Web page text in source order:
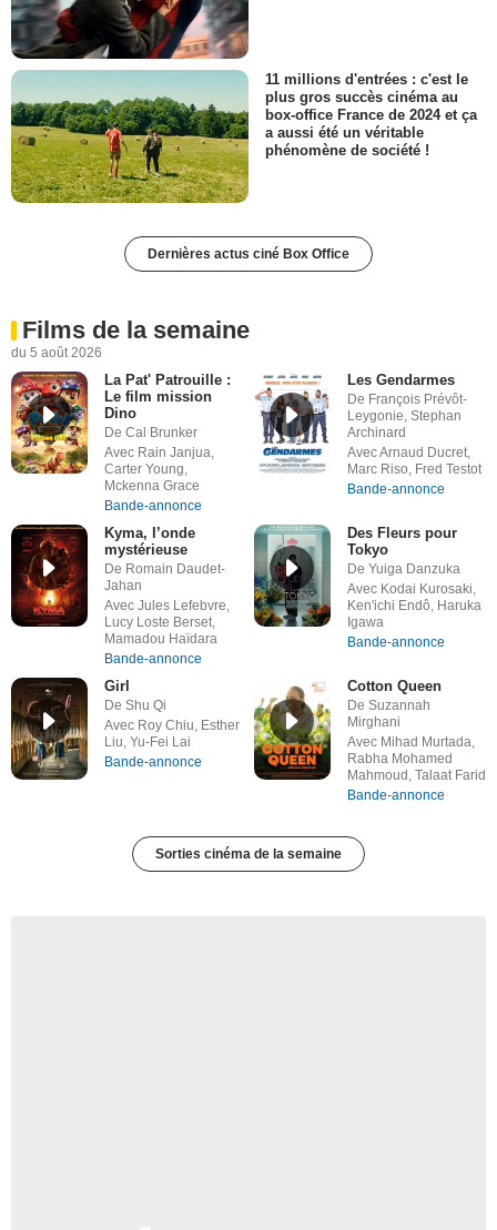
11 millions d'entrées : c'est le
plus gros succès cinéma au
box-office France de 2024 et ça
a aussi été un véritable
phénomène de société !
Dernières actus ciné Box Office
Films de la semaine
du 5 août 2026
La Pat' Patrouille :
Le film mission
Dino
De Cal Brunker
Avec Rain Janjua,
Carter Young,
Mckenna Grace
Bande-annonce
Les Gendarmes
De François Prévôt-
Leygonie, Stephan
Archinard
Avec Arnaud Ducret,
Marc Riso, Fred Testot
Bande-annonce
Kyma, l’onde
mystérieuse
De Romain Daudet-
Jahan
Avec Jules Lefebvre,
Lucy Loste Berset,
Mamadou Haïdara
Bande-annonce
Des Fleurs pour
Tokyo
De Yuiga Danzuka
Avec Kodai Kurosaki,
Ken'ichi Endô, Haruka
Igawa
Bande-annonce
Girl
De Shu Qi
Avec Roy Chiu, Esther
Liu, Yu-Fei Lai
Bande-annonce
Cotton Queen
De Suzannah
Mirghani
Avec Mihad Murtada,
Rabha Mohamed
Mahmoud, Talaat Farid
Bande-annonce
Sorties cinéma de la semaine